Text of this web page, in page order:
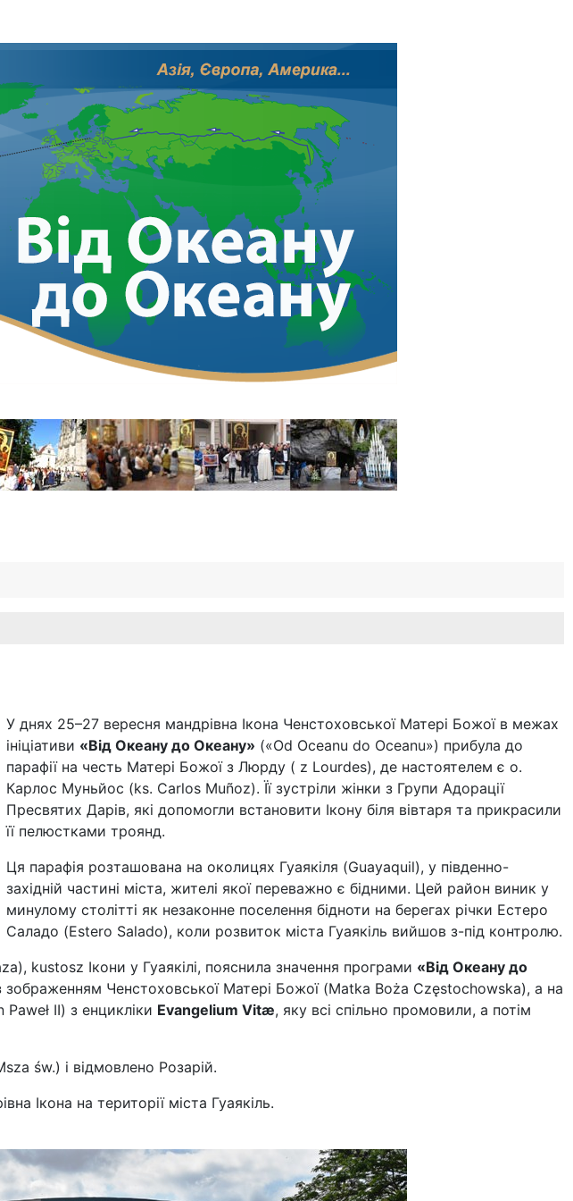
У днях 25–27 вересня мандрівна Ікона Ченстоховської Матері Божої в межах
ініціативи «Від Океану до Океану» («Od Oceanu do Oceanu») прибула до
парафії на честь Матері Божої з Люрду ( z Lourdes), де настоятелем є о.
Карлос Муньйос (ks. Carlos Muñoz). Її зустріли жінки з Групи Адорації
Пресвятих Дарів, які допомогли встановити Ікону біля вівтаря та прикрасили
її пелюстками троянд.
Ця парафія розташована на околицях Гуаякіля (Guayaquil), у південно-
західній частині міста, жителі якої переважно є бідними. Цей район виник у
минулому столітті як незаконне поселення бідноти на берегах річки Естеро
Саладо (Estero Salado), коли розвиток міста Гуаякіль вийшов з-під контролю.
kustosz Ікони у Гуаякілі, пояснила значення програми «Від Океану до
зображенням Ченстоховської Матері Божої (Matka Boża Częstochowska), а на
II) з енцикліки Evangelium Vitæ, яку всі спільно промовили, а потім
św.) і відмовлено Розарій.
Ікона на території міста Гуаякіль.